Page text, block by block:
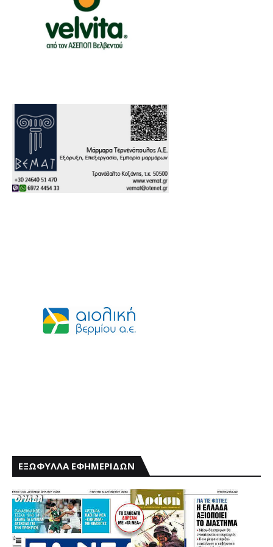
ΕΞΩΦΥΛΛΑ ΕΦΗΜΕΡΙΔΩΝ